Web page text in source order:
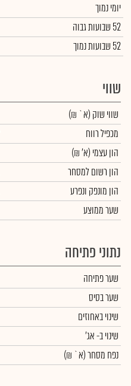
יומי נמוך
52 שבועות גבוה
52 שבועות נמוך
שווי
שווי שוק (א` ₪)
מכפיל רווח
הון עצמי (א' ₪)
הון רשום למסחר
הון מונפק ונפרע
שער ממוצע
נתוני פתיחה
שער פתיחה
שער בסיס
שינוי באחוזים
שינויב- אג'
נפח מסחר(א` ₪)